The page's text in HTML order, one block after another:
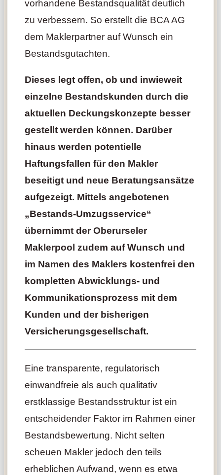
vorhandene Bestandsqualität deutlich
zu verbessern. So erstellt die BCA AG
dem Maklerpartner auf Wunsch ein
Bestandsgutachten.
Dieses legt offen, ob und inwieweit
einzelne Bestandskunden durch die
aktuellen Deckungskonzepte besser
gestellt werden können. Darüber
hinaus werden potentielle
Haftungsfallen für den Makler
beseitigt und neue Beratungsansätze
aufgezeigt. Mittels angebotenen
„Bestands-Umzugsservice“
übernimmt der Oberurseler
Maklerpool zudem auf Wunsch und
im Namen des Maklers kostenfrei den
kompletten Abwicklungs- und
Kommunikationsprozess mit dem
Kunden und der bisherigen
Versicherungsgesellschaft.
Eine transparente, regulatorisch
einwandfreie als auch qualitativ
erstklassige Bestandsstruktur ist ein
entscheidender Faktor im Rahmen einer
Bestandsbewertung. Nicht selten
scheuen Makler jedoch den teils
erheblichen Aufwand, wenn es etwa